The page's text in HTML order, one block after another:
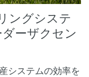
ングシステ
ーザクセン
システムの効率を